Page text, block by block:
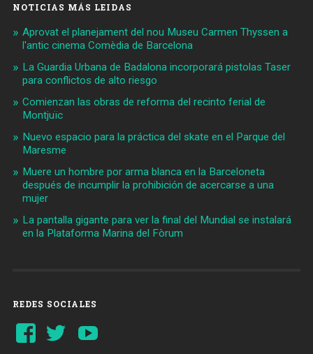
NOTICIAS MÁS LEIDAS
Aprovat el planejament del nou Museu Carmen Thyssen a
l'antic cinema Comèdia de Barcelona
La Guardia Urbana de Badalona incorporará pistolas Taser
para conflictos de alto riesgo
Comienzan las obras de reforma del recinto ferial de
Montjuïc
Nuevo espacio para la práctica del skate en el Parque del
Maresme
Muere un hombre por arma blanca en la Barceloneta
después de incumplir la prohibición de acercarse a una
mujer
La pantalla gigante para ver la final del Mundial se instalará
en la Plataforma Marina del Fòrum
REDES SOCIALES
Ver
perfil
Ver
perfil